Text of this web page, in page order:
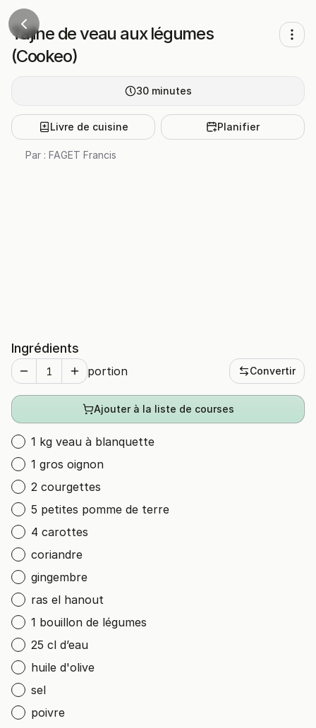
Tajine de veau aux légumes
(Cookeo)
30 minutes
Livre de cuisine Planifier
Par : FAGET Francis
Ingrédients
portion Convertir
Ajouter à la liste de courses
1 kg veau à blanquette
1 gros oignon
2 courgettes
5 petites pomme de terre
4 carottes
coriandre
gingembre
ras el hanout
1 bouillon de légumes
25 cl d’eau
huile d'olive
sel
poivre